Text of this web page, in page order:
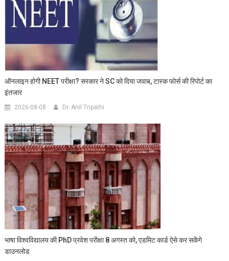
ऑनलाइन होगी NEET परीक्षा? सरकार ने SC को दिया जवाब, टास्क फोर्स की रिपोर्ट का
इंतजार
2026-08-08 Dr. Anil Tripathi
भाषा विश्वविद्यालय की PhD प्रवेश परीक्षा 8 अगस्त को, एडमिट कार्ड ऐसे कर सकेंगे
डाउनलोड